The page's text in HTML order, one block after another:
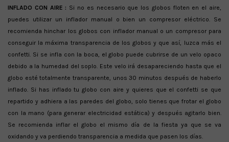
INFLADO CON AIRE : Si no es necesario que los globos floten en el aire,
puedes utilizar un inflador manual o bien un compresor eléctrico. Se
recomienda hinchar los globos con inflador manual o un compresor para
conseguir la máxima transparencia de los globos y que así, luzca más el
confetti. Si se infla con la boca, el globo puede cubrirse de un velo opaco
debido a la humedad del soplo. Este velo irá desapareciendo hasta que el
globo esté totalmente transparente, unos 30 minutos después de haberlo
inflado. Si has inflado tu globo con aire y quieres que el confetti se que
repartido y adhiera a las paredes del globo, solo tienes que frotar el globo
con la mano (para generar electricidad estática) y después agitarlo bien.
Se recomienda inflar el globo el mismo día de la fiesta ya que se va
oxidando y va perdiendo transparencia a medida que pasen los días.